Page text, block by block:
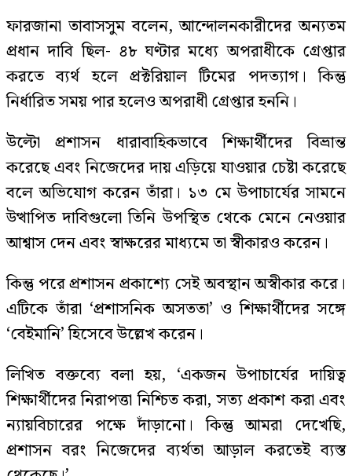
ফারজানা তাবাসসুম বলেন, আন্দোলনকারীদের অন্যতম
প্রধান দাবি ছিল- ৪৮ ঘণ্টার মধ্যে অপরাধীকে গ্রেপ্তার
করতে ব্যর্থ হলে প্রক্টরিয়াল টিমের পদত্যাগ। কিন্তু
নির্ধারিত সময় পার হলেও অপরাধী গ্রেপ্তার হননি।
উল্টো প্রশাসন ধারাবাহিকভাবে শিক্ষার্থীদের বিভ্রান্ত
করেছে এবং নিজেদের দায় এড়িয়ে যাওয়ার চেষ্টা করেছে
বলে অভিযোগ করেন তাঁরা। ১৩ মে উপাচার্যের সামনে
উত্থাপিত দাবিগুলো তিনি উপস্থিত থেকে মেনে নেওয়ার
আশ্বাস দেন এবং স্বাক্ষরের মাধ্যমে তা স্বীকারও করেন।
কিন্তু পরে প্রশাসন প্রকাশ্যে সেই অবস্থান অস্বীকার করে।
এটিকে তাঁরা ‘প্রশাসনিক অসততা’ ও শিক্ষার্থীদের সঙ্গে
‘বেইমানি’ হিসেবে উল্লেখ করেন।
লিখিত বক্তব্যে বলা হয়, ‘একজন উপাচার্যের দায়িত্ব
শিক্ষার্থীদের নিরাপত্তা নিশ্চিত করা, সত্য প্রকাশ করা এবং
ন্যায়বিচারের পক্ষে দাঁড়ানো। কিন্তু আমরা দেখেছি,
প্রশাসন বরং নিজেদের ব্যর্থতা আড়াল করতেই ব্যস্ত